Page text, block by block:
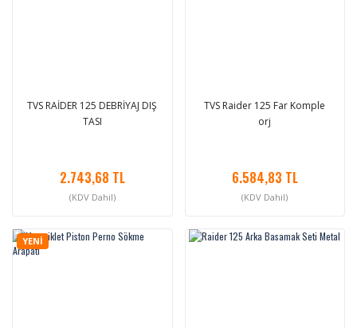
TVS RAİDER 125 DEBRİYAJ DIŞ
TASI
2.743,68 TL
(KDV Dahil)
TVS Raider 125 Far Komple
orj
6.584,83 TL
(KDV Dahil)
YENİ